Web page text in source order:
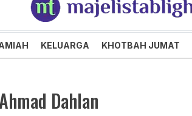
Menggembirakan
KELUARGA KHOTBAH JUMAT
Dahlan